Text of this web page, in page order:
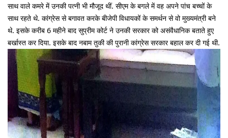
साथ वाले कमरे में उनकी पत्नी भी मौजूद थीं. सीएम के बगले में वह अपने पांच बच्चों के
साथ रहते थे. कांग्रेस से बगावत करके बीजेपी विधायकों के समर्थन से वो मुख्यमंत्री बने
थे. इसके करीब 6 महीने बाद सुप्रीम कोर्ट ने उनकी सरकार को असंवैधानिक बताते हुए
बर्खास्त कर दिया. इसके बाद नबाम तुकी की पुरानी कांग्रेस सरकार बहाल कर दी गई थी.